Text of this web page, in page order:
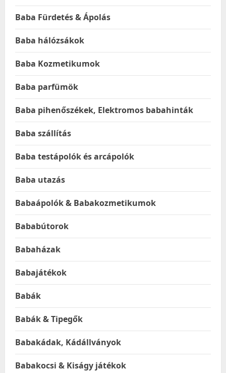
Baba Fürdetés & Ápolás
Baba hálózsákok
Baba Kozmetikumok
Baba parfümök
Baba pihenőszékek, Elektromos babahinták
Baba szállítás
Baba testápolók és arcápolók
Baba utazás
Babaápolók & Babakozmetikumok
Bababútorok
Babaházak
Babajátékok
Babák
Babák & Tipegők
Babakádak, Kádállványok
Babakocsi & Kiságy játékok